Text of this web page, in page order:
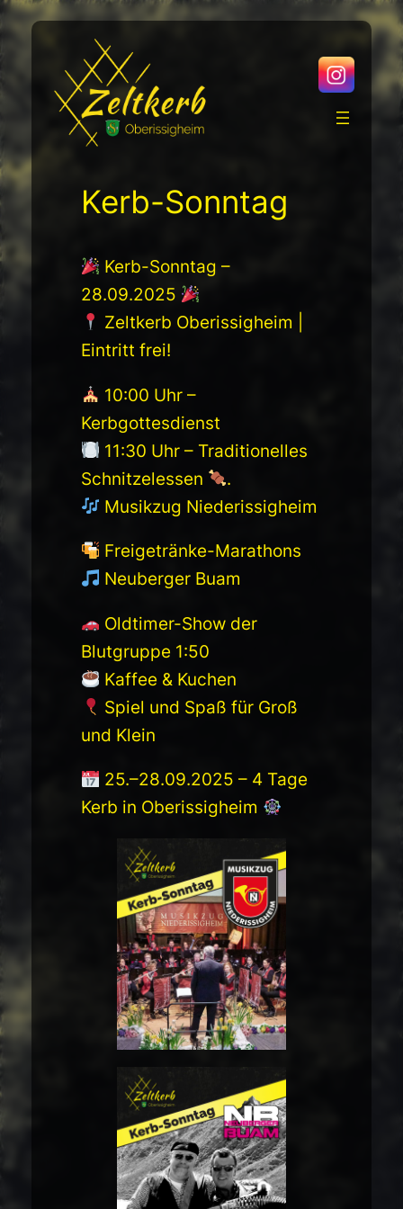
Direkt
zum
wechseln
Kerb-Sonntag
Kerb-Sonntag –
28.09.2025
Zeltkerb Oberissigheim |
Eintritt frei!
10:00 Uhr –
Kerbgottesdienst
11:30 Uhr – Traditionelles
Schnitzelessen
.
Musikzug Niederissigheim
Freigetränke-Marathons
Neuberger Buam
Oldtimer-Show der
Blutgruppe 1:50
Kaffee & Kuchen
Spiel und Spaß für Groß
und Klein
25.–28.09.2025 – 4 Tage
Kerb in Oberissigheim